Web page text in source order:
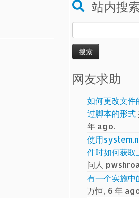
站内搜
索：
网友求助
如何更改文件
过脚本的形式
年 ago.
使用
件时如何获取
问人
有一个实施中
万恒, 6 年